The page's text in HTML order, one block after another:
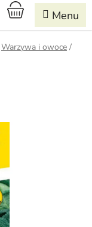
KOSZYK
Warzywa i owoce /